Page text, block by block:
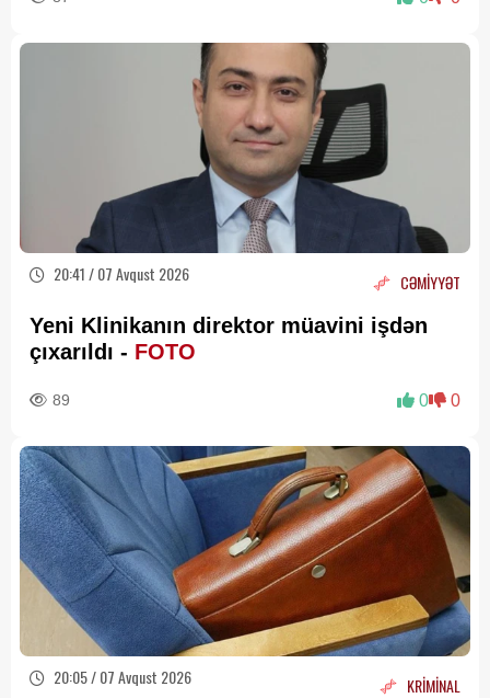
20:41 / 07 Avqust 2026 CƏMİYYƏT
Yeni Klinikanın direktor müavini işdən
çıxarıldı - FOTO
89 0 0
20:05 / 07 Avqust 2026 KRİMİNAL